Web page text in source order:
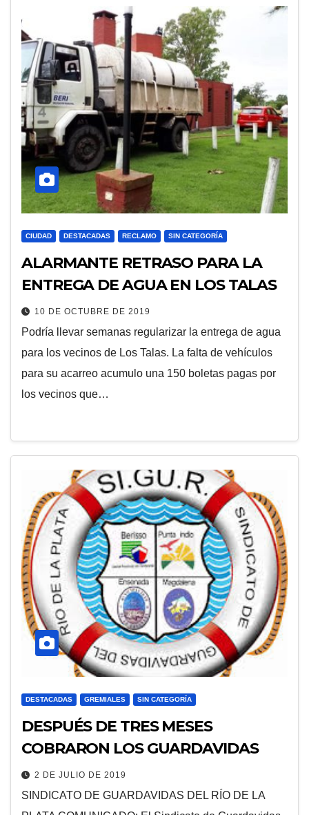
CIUDAD DESTACADAS RECLAMO SIN CATEGORÍA
ALARMANTE RETRASO PARA LA
ENTREGA DE AGUA EN LOS TALAS
10 DE OCTUBRE DE 2019
Podría llevar semanas regularizar la entrega de agua
para los vecinos de Los Talas. La falta de vehículos
para su acarreo acumulo una 150 boletas pagas por
los vecinos que…
DESTACADAS GREMIALES SIN CATEGORÍA
DESPUÉS DE TRES MESES
COBRARON LOS GUARDAVIDAS
2 DE JULIO DE 2019
SINDICATO DE GUARDAVIDAS DEL RÍO DE LA